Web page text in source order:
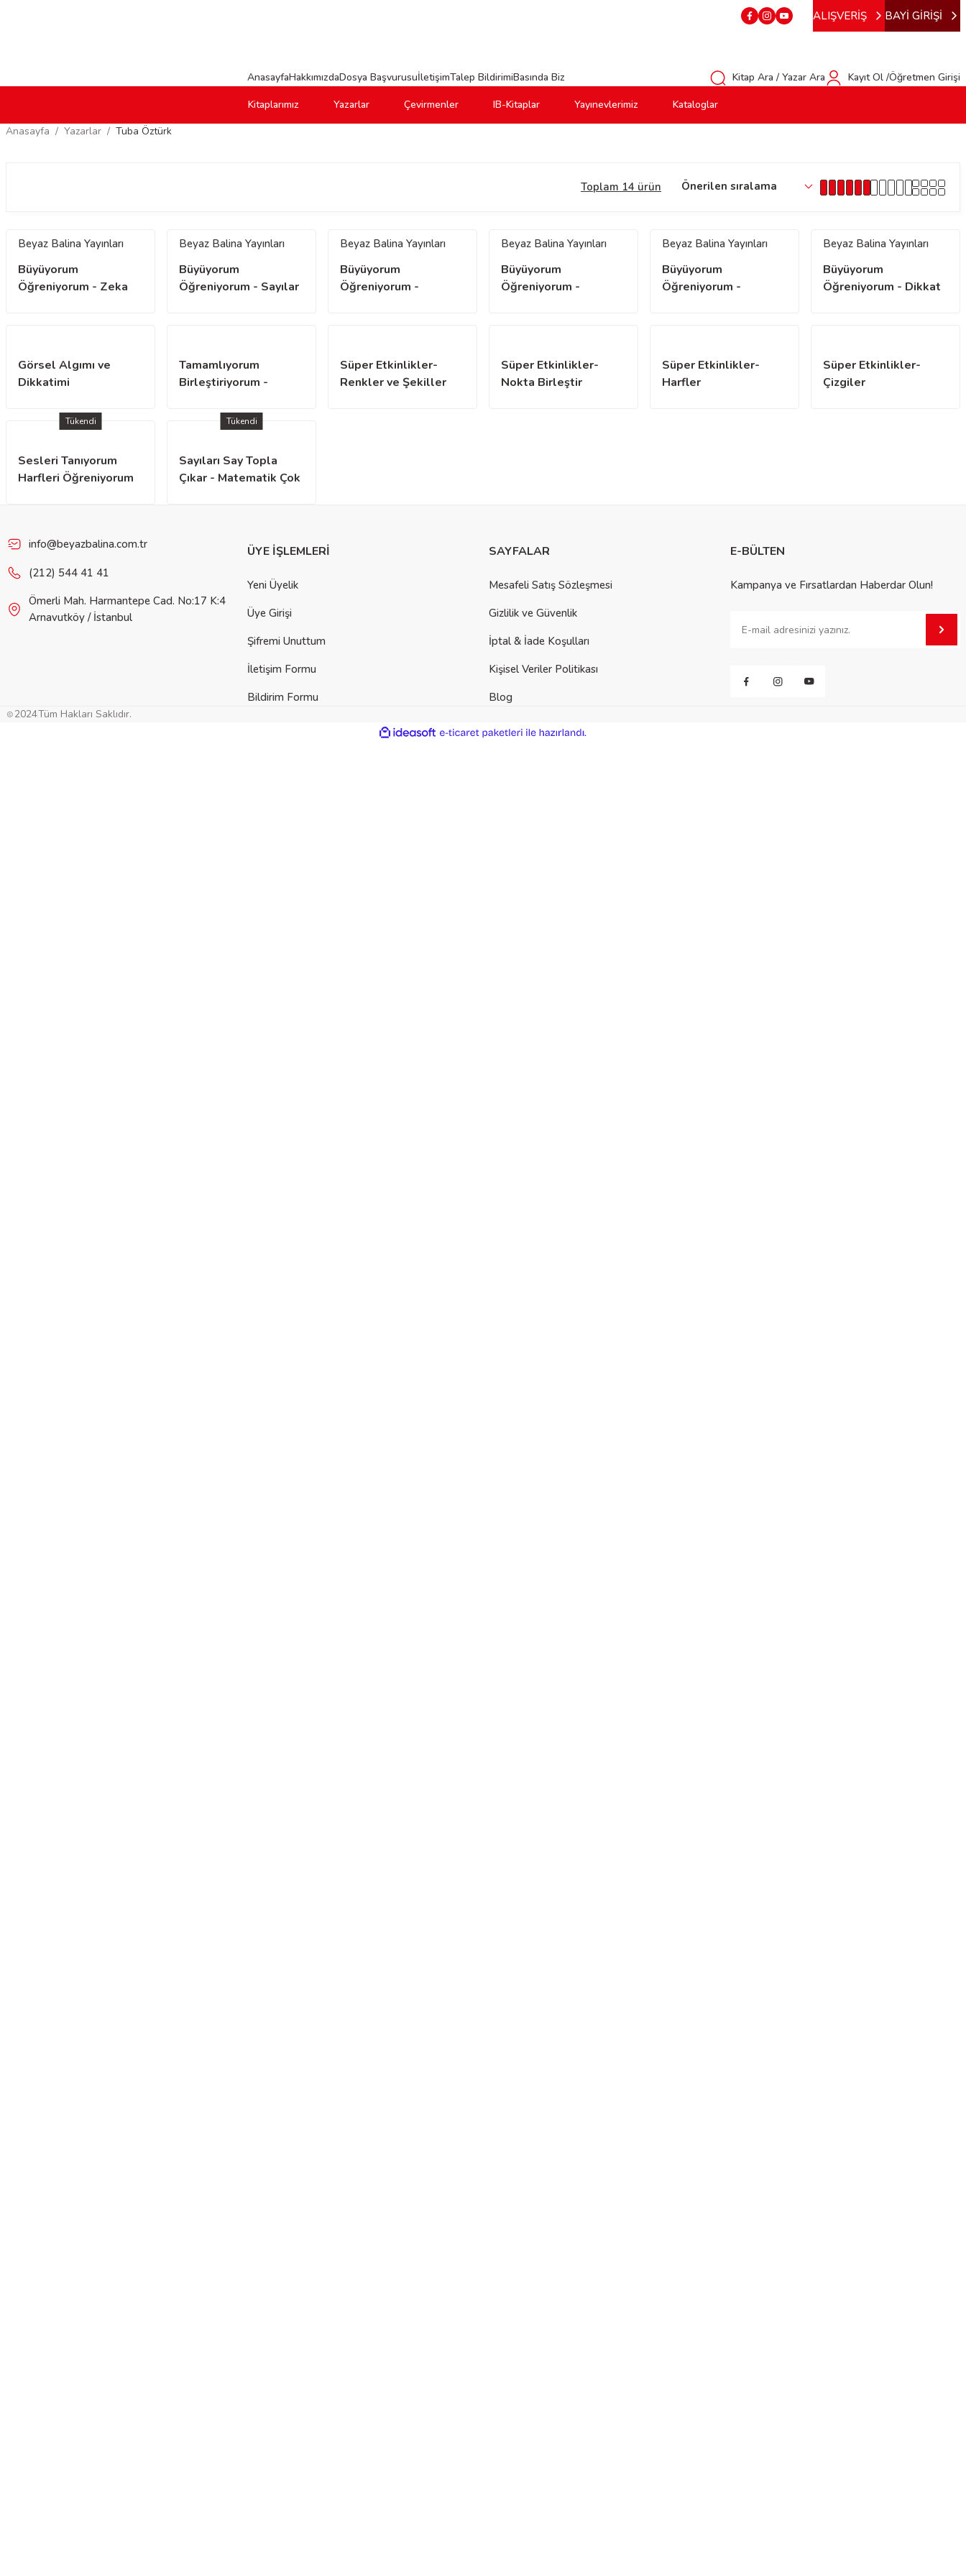
ALIŞVERİŞ BAYİ GİRİŞİ
AnasayfaHakkımızdaDosya BaşvurusuİletişimTalep BildirimiBasında Biz Kitap Ara / Yazar Ara
Kayıt Ol /Öğretmen Girişi
Kitaplarımız
Yazarlar Çevirmenler IB-Kitaplar Yayınevlerimiz
Kataloglar
Anasayfa
Yazarlar Tuba Öztürk
Toplam 14 ürün
Beyaz Balina Yayınları
Büyüyorum
Öğreniyorum - Zeka
Beyaz Balina Yayınları
Büyüyorum
Öğreniyorum - Sayılar
Beyaz Balina Yayınları
Büyüyorum
Öğreniyorum -
Beyaz Balina Yayınları
Büyüyorum
Öğreniyorum -
Beyaz Balina Yayınları
Büyüyorum
Öğreniyorum -
Beyaz Balina Yayınları
Büyüyorum
Öğreniyorum - Dikkat
Görsel Algımı ve
Dikkatimi
Tamamlıyorum
Birleştiriyorum -
Süper Etkinlikler-
Renkler ve Şekiller
Süper Etkinlikler-
Nokta Birleştir
Süper Etkinlikler-
Harfler
Süper Etkinlikler-
Çizgiler
Tükendi
Sesleri Tanıyorum
Harfleri Öğreniyorum
Tükendi
Sayıları Say Topla
Çıkar - Matematik Çok
info@beyazbalina.com.tr
(212) 544 41 41
Ömerli Mah. Harmantepe Cad. No:17 K:4
Arnavutköy / İstanbul
ÜYE İŞLEMLERİ
Yeni Üyelik
Üye Girişi
Şifremi Unuttum
İletişim Formu
Bildirim Formu
SAYFALAR
Mesafeli Satış Sözleşmesi
Gizlilik ve Güvenlik
İptal & İade Koşulları
Kişisel Veriler Politikası
Blog
E-BÜLTEN
Kampanya ve Fırsatlardan Haberdar Olun!
2024Tüm Hakları Saklıdır.
ideasoft
e-